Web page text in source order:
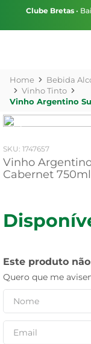
Clube Bretas •
Bebida
Vinho Tinto
Vinho Argentino
: 1747657
Vinho
Cabernet 750ml
Este produto
Quero que me